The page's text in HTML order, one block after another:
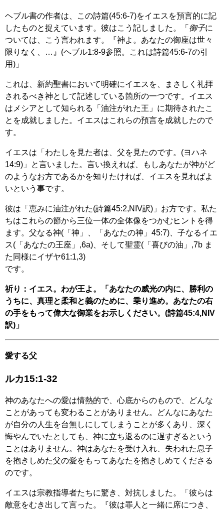
ヘブル書の作者は、この詩篇(45:6-7)をイエスを預言的に記
したものと捉えています。彼はこう記しました。「 御子に
ついては、こう言われます。『神よ。あなたの御座は世々
限りなく、…』(ヘブル1:8-9参照。これは詩篇45:6-7の引
用)」
これは、新約聖書において明確にイエスを、まさしく礼拝
されるべき神として記述している箇所の一つです。イエス
はメシアとして知られる「油注がれた王」に期待されたこ
とを成就しました。イエスはこれらの預言を成就したので
す。
イエスは「わたしを見た者は、父を見たのです。(ヨハネ
14:9)」と言いました。言い換えれば、もしあなたが神がど
のようなお方であるかを知りたければ、イエスを見ればよ
いという事です。
彼は「恵みに油注がれた(詩篇45:2,NIV訳)」お方です。私た
ちはこれらの節から三位一体の全体像をつかむヒントを得
ます。父なる神(「神」、「あなたの神」45:7)、子なるイエ
ス(「あなたの王座」,6a)、そして聖霊(「喜びの油」,7b ま
た同様にイザヤ61:1,3)
です。
祈り：イエス。わが王よ。「あなたの威光の内に、勝利の
うちに、真理と柔和と義のために、乗り進め。あなたの右
の手をもって偉大な御業をお示しください。(詩篇45:4,NIV
訳)」
愛する父
ルカ15:1-32
神のあなたへの愛は情熱的で、心底からのもので、どんな
ことがあっても変わることがありません。
どんなにあなた
が自分の人生を台無しにしてしまうことが多くあり、深く
悔やんでいたとしても、神に立ち返るのに遅すぎるという
ことはありません。神はあなたを受け入れ、失われた息子
を抱きしめた父の愛をもってあなたを抱きしめてくださる
のです。
イエスは宗教指導者たちに驚き、対抗しました。「彼らは
敵意をむき出して言った。『彼は罪人と一緒に席につき、